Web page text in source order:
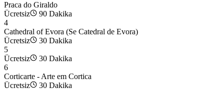
Praca do Giraldo
Ücretsiz
90 Dakika
4
Cathedral of Evora (Se Catedral de Evora)
Ücretsiz
30 Dakika
5
Ücretsiz
30 Dakika
6
Corticarte - Arte em Cortica
Ücretsiz
30 Dakika